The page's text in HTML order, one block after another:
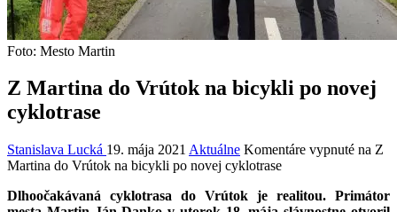
Foto: Mesto Martin
Z Martina do Vrútok na bicykli po novej
cyklotrase
Stanislava Lucká 19. mája 2021 Aktuálne Komentáre vypnuté na Z
Martina do Vrútok na bicykli po novej cyklotrase
Dlhoočakávaná cyklotrasa do Vrútok je realitou. Primátor